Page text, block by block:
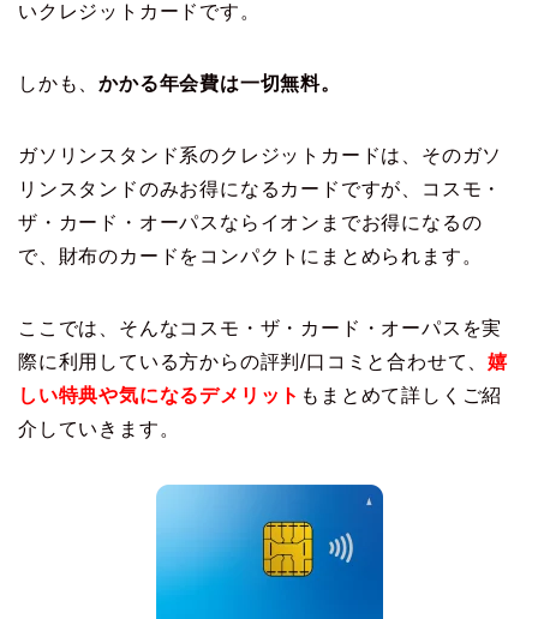
いクレジットカードです。
しかも、かかる年会費は一切無料。
ガソリンスタンド系のクレジットカードは、そのガソ
リンスタンドのみお得になるカードですが、コスモ・
ザ・カード・オーパスならイオンまでお得になるの
で、財布のカードをコンパクトにまとめられます。
ここでは、そんなコスモ・ザ・カード・オーパスを実
際に利用している方からの評判/口コミと合わせて、嬉
しい特典や気になるデメリット もまとめて詳しくご紹
介していきます。